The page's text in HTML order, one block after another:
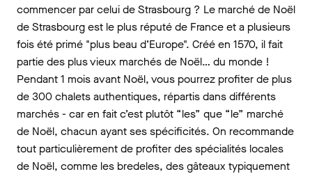
commencer par celui de Strasbourg ? Le marché de Noël
de Strasbourg est le plus réputé de France et a plusieurs
fois été primé "plus beau d’Europe". Créé en 1570, il fait
partie des plus vieux marchés de Noël… du monde !
Pendant 1 mois avant Noël, vous pourrez profiter de plus
de 300 chalets authentiques, répartis dans différents
marchés - car en fait c’est plutôt “les” que “le” marché
de Noël, chacun ayant ses spécificités. On recommande
tout particulièrement de profiter des spécialités locales
de Noël, comme les bredeles, des gâteaux typiquement